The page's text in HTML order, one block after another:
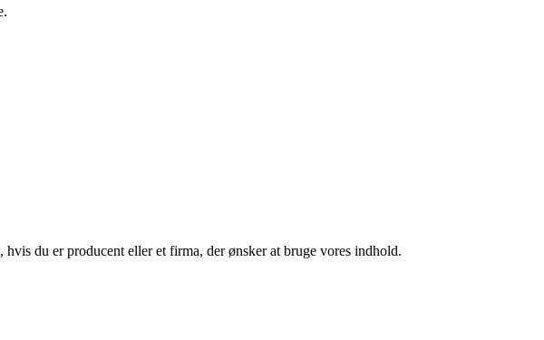
du er producent eller et firma, der ønsker at bruge vores indhold.